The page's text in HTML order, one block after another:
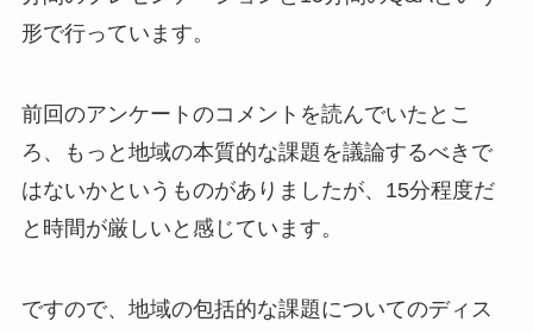
形で行っています。
前回のアンケートのコメントを読んでいたとこ
ろ、もっと地域の本質的な課題を議論するべきで
はないかというものがありましたが、15分程度だ
と時間が厳しいと感じています。
ですので、地域の包括的な課題についてのディス